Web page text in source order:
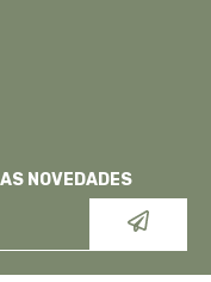
NOVEDADES